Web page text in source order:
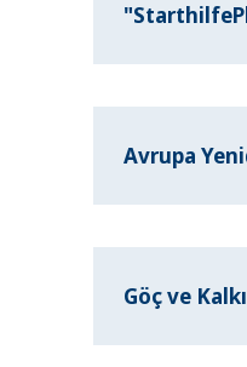
Avrupa
Göç ve